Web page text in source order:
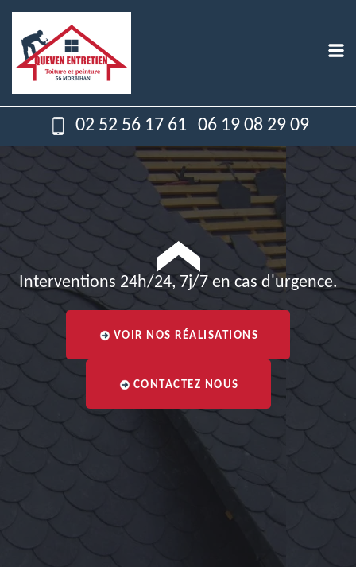
02 52 56 17 61 06 19 08 29 09
Interventions 24h/24, 7j/7 en cas d'urgence.
VOIR NOS RÉALISATIONS
CONTACTEZ NOUS